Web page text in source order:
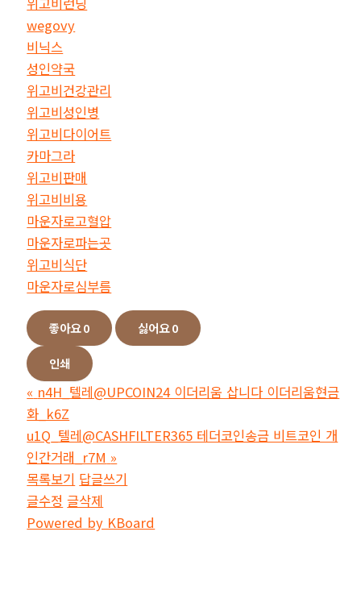
wegovy
비닉스
성인약국
위고비건강관리
위고비성인병
위고비다이어트
카마그라
위고비판매
위고비비용
마운자로고혈압
마운자로파는곳
위고비식단
마운자로심부름
좋아요0 싫어요0
인쇄
« n4H_텔레@UPCOIN24 이더리움 삽니다 이더리움현금
화_k6Z
u1Q_텔레@CASHFILTER365 테더코인송금 비트코인 개
인간거래_r7M »
목록보기 답글쓰기
글수정 글삭제
Powered by KBoard